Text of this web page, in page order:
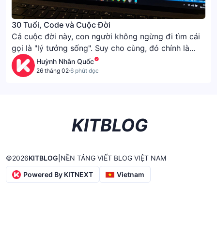
30 Tuổi, Code và Cuộc Đời
Cả cuộc đời này, con người không ngừng đi tìm cái
gọi là "lý tưởng sống". Suy cho cùng, đó chính là
hạnh phúc. Với mỗi người, hạnh phúc có một định
nghĩa riêng—tiền bạc, danh vọng, hay đôi khi chỉ
Huỳnh Nhân Quốc
26 tháng 02·6 phút đọc
KITBLOG
©2026KITBLOG NỀN TẢNG VIẾT BLOG VIỆT NAM
Powered By KITNEXT
Vietnam